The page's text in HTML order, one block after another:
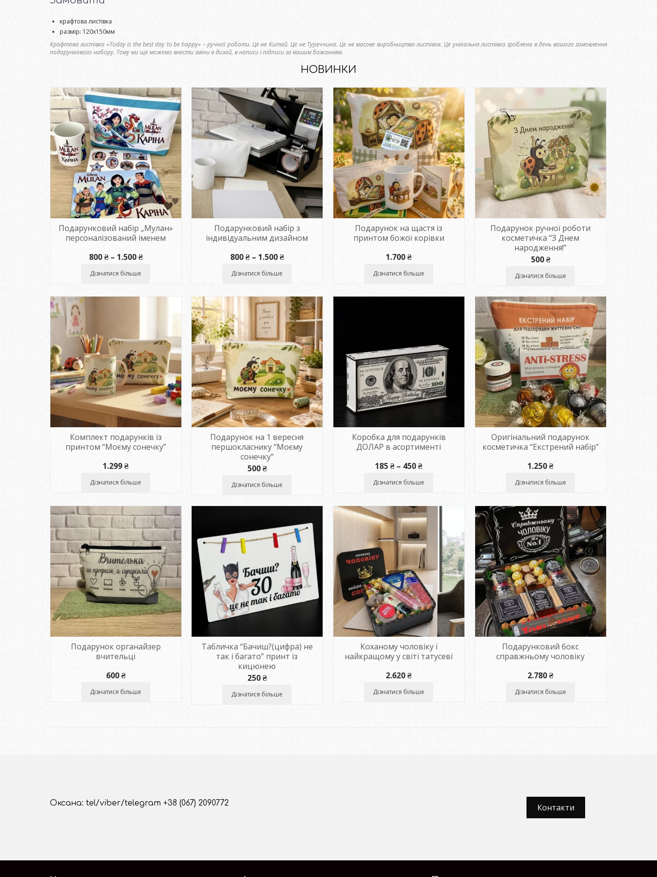
крафтова листівка
размір: 120х150мм
Крафтова листівка «Today is the best day to be happy» – ручної роботи. Це не Китай. Це не Туреччина. Це не масове виробництво листівок. Це унікальна листівка зроблена в день вашого замовлення
подарункового набору. Тому ми ще можемо внести зміни в дизай, в написи і підписи за вашим бажанням.
НОВИНКИ
Подарунковий набір „Мулан»
персоналізований іменем
800₴ – 1.500₴Діапазон
1.500 ₴
Дізнатися більше
Подарунковий набір з
індивідуальним дизайном
800₴ – 1.500₴Діапазон
1.500 ₴
Дізнатися більше
Подарунок на щастя із
принтом божої корівки
1.700₴
Дізнатися більше
Подарунок ручної роботи
косметичка “З Днем
народження!”
500₴
Дізнатися більше
Комплект подарунків із
принтом “Моєму сонечку”
1.299₴
Дізнатися більше
Подарунок на 1 вересня
першокласнику “Моєму
сонечку”
500₴
Дізнатися більше
Коробка для подарунків
ДОЛАР в асортименті
185₴ – 450₴Діапазон
від
450 ₴
Дізнатися більше
Оригінальний подарунок
косметичка “Екстрений набір”
1.250₴
Дізнатися більше
Подарунок органайзер
вчительці
600₴
Дізнатися більше
Табличка “Бачиш?(цифра) не
так і багато” принт із
кицюнею
250₴
Дізнатися більше
Коханому чоловіку і
найкращому у світі татусеві
2.620₴
Дізнатися більше
Подарунковий бокс
справжньому чоловіку
2.780₴
Дізнатися більше
Оксана: tel/viber/telegram +38 (067) 2090772 Контакти